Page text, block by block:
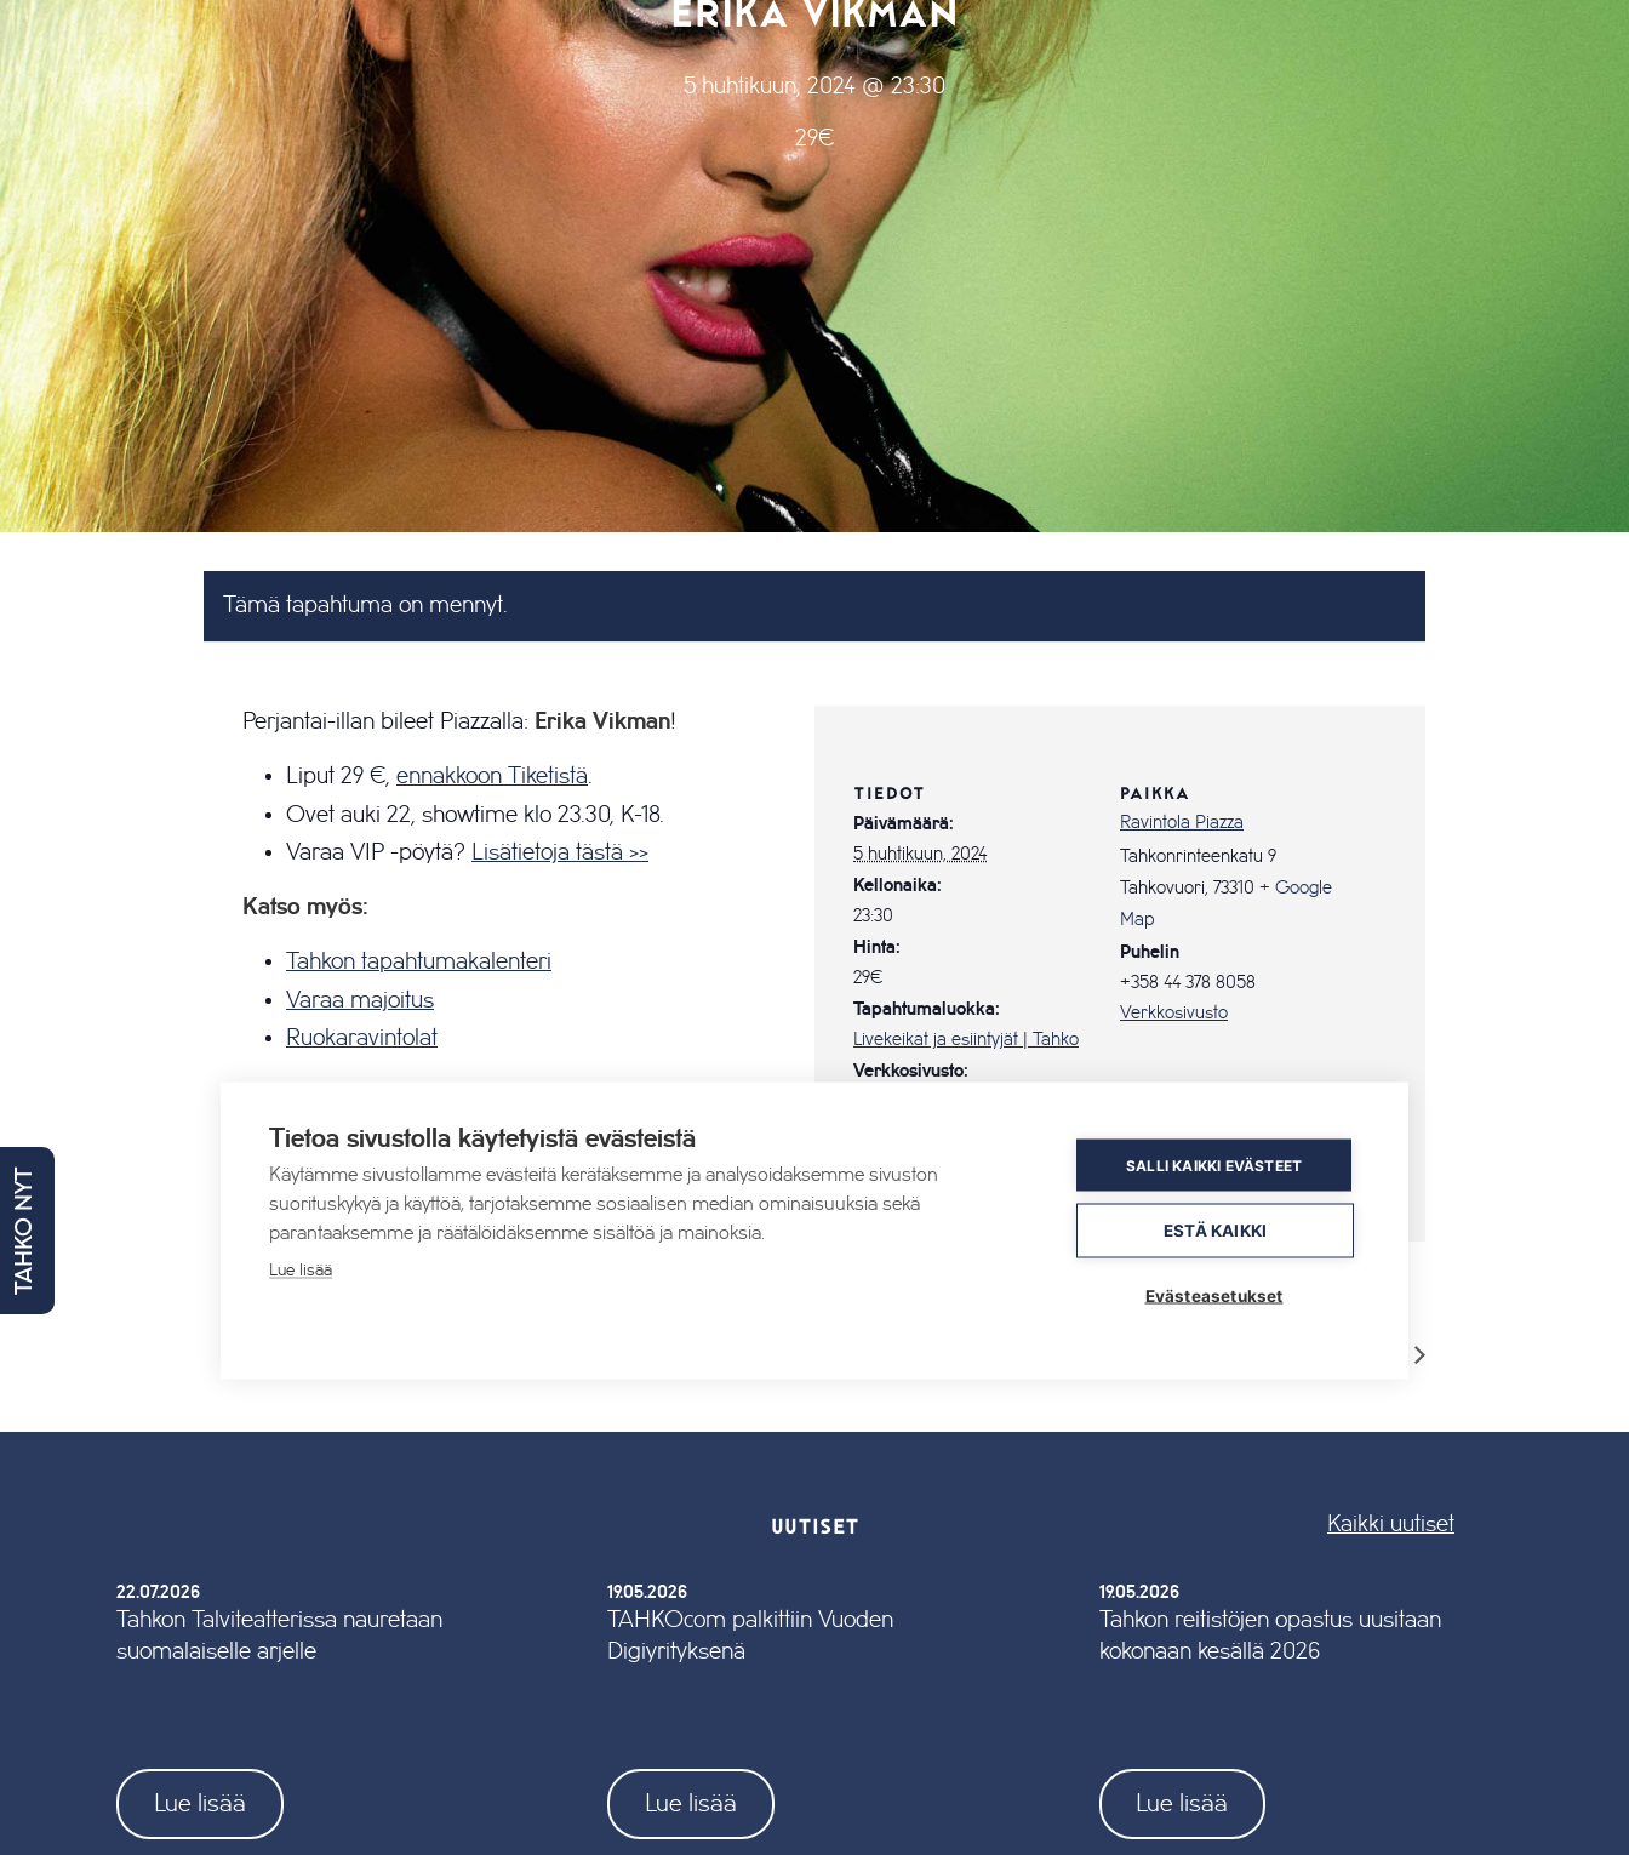
TAHKO NYT
ERIKA VIKMAN
5 huhtikuun, 2024 @ 23:30
29€
Tämä tapahtuma on mennyt.
Perjantai-illan bileet Piazzalla: Erika Vikman!
Liput 29 €, ennakkoon Tiketistä
Ovet auki 22, showtime klo 23.30, K-18.
Varaa VIP -pöytä?
Lisätietoja tästä >>
Katso myös:
Tahkon tapahtumakalenteri
Varaa majoitus
Ruokaravintolat
Lisää kalenteriin
TIEDOT
Päivämäärä:
5 huhtikuun, 2024
Kellonaika:
23:30
Hinta:
29€
Tapahtumaluokka:
Livekeikat ja esiintyjät | Tahko
Verkkosivusto:
PAIKKA
Ravintola Piazza
Tahkonrinteenkatu 9
Tahkovuori, 73310 + Google
Map
Puhelin
+358 44 378 8058
Verkkosivusto
UUTISET Kaikki uutiset
22.07.2026
Tahkon Talviteatterissa nauretaan
suomalaiselle arjelle
Lue lisää
19.05.2026
TAHKOcom palkittiin Vuoden
Digiyrityksenä
Lue lisää
19.05.2026
Tahkon reitistöjen opastus uusitaan
kokonaan kesällä 2026
Lue lisää
Tietoa sivustolla käytetyistä evästeistä
Käytämme sivustollamme evästeitä kerätäksemme ja analysoidaksemme sivuston
suorituskykyä ja käyttöä, tarjotaksemme sosiaalisen median ominaisuuksia sekä
parantaaksemme ja räätälöidäksemme sisältöä ja mainoksia.
Lue lisää
SALLI KAIKKI EVÄSTEET
ESTÄ KAIKKI
Evästeasetukset